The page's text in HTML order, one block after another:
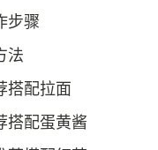
步骤
法
搭配拉面
搭配蛋黄酱